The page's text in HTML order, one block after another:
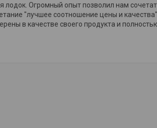
лодок. Огромный опыт позволил нам
"лучшее соотношение цены и
в качестве своего продукта и